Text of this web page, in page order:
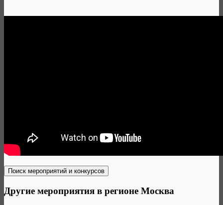
Другие мероприятия в регионе Москва